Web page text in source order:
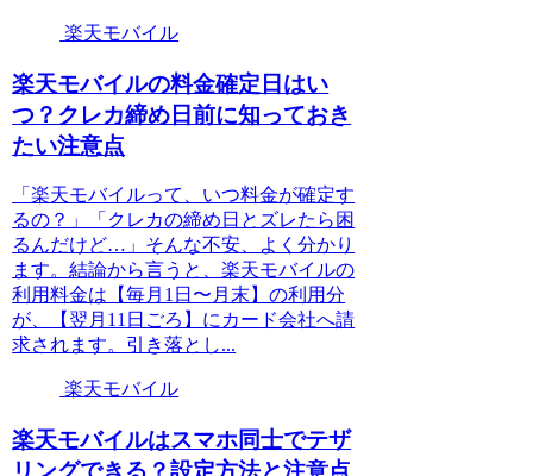
楽天モバイル
楽天モバイルの料金確定日はい
つ？クレカ締め日前に知っておき
たい注意点
「楽天モバイルって、いつ料金が確定す
るの？」「クレカの締め日とズレたら困
るんだけど…」そんな不安、よく分かり
ます。結論から言うと、楽天モバイルの
利用料金は【毎月1日〜月末】の利用分
が、【翌月11日ごろ】にカード会社へ請
求されます。引き落とし...
楽天モバイル
楽天モバイルはスマホ同士でテザ
リングできる？設定方法と注意点